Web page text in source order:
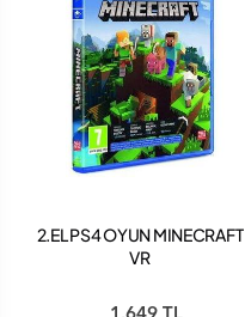
2.EL PS4 OYUN MINECRAFT
VR